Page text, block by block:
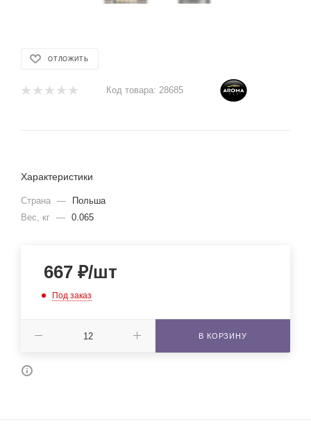
ОТЛОЖИТЬ
Код товара: 28685
Характеристики
Страна —
Польша
Вес, кг — 0.065
667 ₽/шт
Под заказ
В КОРЗИНУ